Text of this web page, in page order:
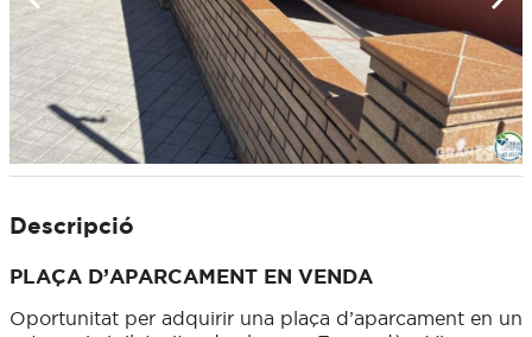
Descripció
PLAÇA D’APARCAMENT EN VENDA
Oportunitat per adquirir una plaça d’aparcament en un